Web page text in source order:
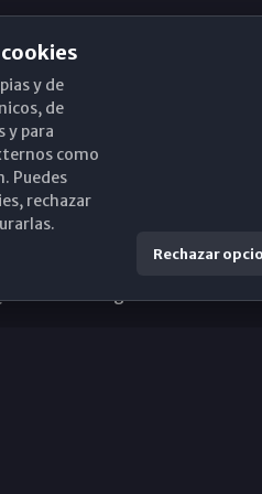
Málaga
18-20. 29015 Málaga
386
y de
de
y para
como
Puedes
rechazar
Rechazar